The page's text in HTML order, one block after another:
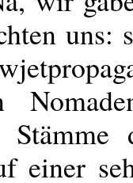
uns:
einer